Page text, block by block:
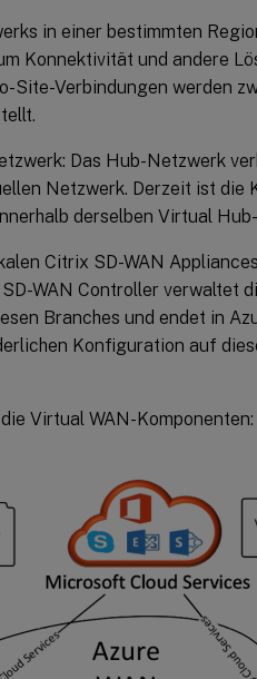
in einer bestimmten
Konnektivität und andere
Site-Verbindungen werden
Das Hub-Netzwerk
Netzwerk. Derzeit ist die
derselben Virtual
Citrix SD-WAN
WAN Controller verwaltet
Branches und endet in
Konfiguration auf
Virtual WAN-Komponenten: